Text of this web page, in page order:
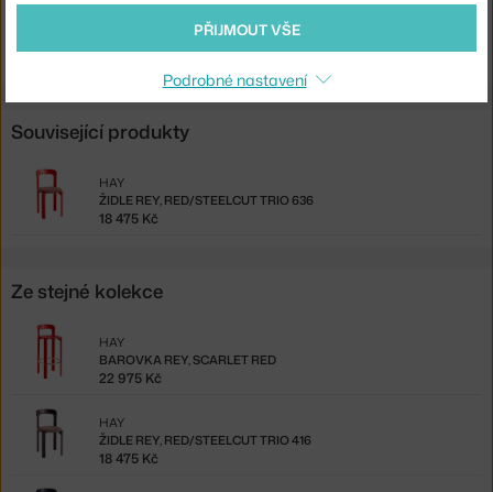
Shopping from the EU? Switch toRey Bar Stool, scarlet
Související produkty
ŽIDLE REY, RED/STEELCUT TRIO 636
HAY
18 475 Kč
Ze stejné kolekce
BAROVKA REY, SCARLET RED
HAY
22 975 Kč
ŽIDLE REY, RED/STEELCUT TRIO 416
HAY
18 475 Kč
PŘIJMOUT VŠE
Podrobné nastavení